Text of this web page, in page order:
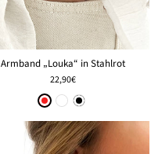
Armband „Louka“ in Stahlrot
22,90€